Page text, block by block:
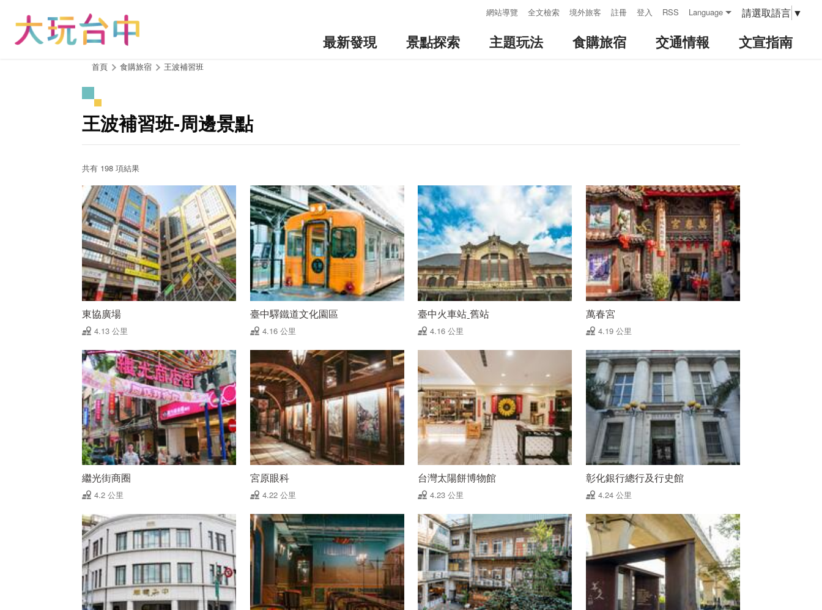
網站導覽 全文檢索 境外旅客 註冊 登入 RSS Language 請選取語言 ▼
最新發現 景點探索 主題玩法 食購旅宿 交通情報 文宣指南
首頁 食購旅宿 王波補習班
王波補習班-周邊景點
共有 198 項結果
東協廣場
4.13 公里
臺中驛鐵道文化園區
4.16 公里
臺中火車站ˍ舊站
4.16 公里
萬春宮
4.19 公里
繼光街商圈
4.2 公里
宮原眼科
4.22 公里
台灣太陽餅博物館
4.23 公里
彰化銀行總行及行史館
4.24 公里